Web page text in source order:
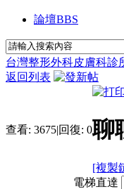
論壇BBS
台灣整形外科皮膚科診
返回列表
查看: 3675|回復: 0聊
[複製
電梯直達